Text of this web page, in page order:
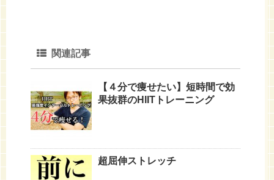
関連記事
【４分で痩せたい】短時間で効
果抜群のHIITトレーニング
超屈伸ストレッチ